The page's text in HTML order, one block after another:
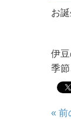
お
伊
季
« 前